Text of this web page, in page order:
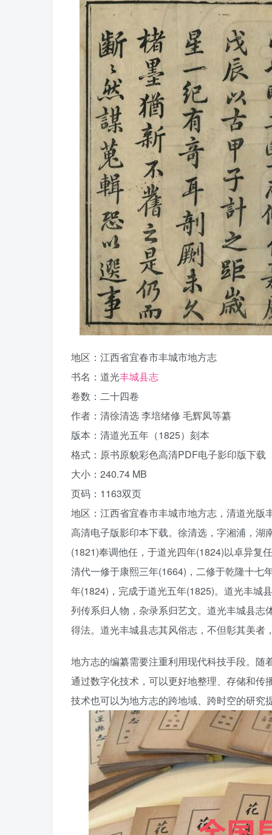
地区：江西省宜春市丰城市地方志
书名：道光丰城县志
卷数：二十四卷
作者：清徐清选 李培绪修 毛辉凤等纂
版本：清道光五年（1825）刻本
格式：原书原貌彩色高清PDF电子影印版下载
大小：240.74 MB
页码：1163双页
地区：江西省宜春市丰城市地方志，清道光
高清电子版影印本下载。徐清选，字湘浦，
(1821)奉调他任，于道光四年(1824)以卓异复
清代一修于康熙三年(1664)，二修于乾隆十七
年(1824)，完成于道光五年(1825)。道光丰城
列传系归人物，杂录系归艺文。道光丰城县
得法。道光丰城县志其风俗志，不但彰其美
地方志的编纂需要注重利用现代科技手段。
通过数字化技术，可以更好地整理、存储和
技术也可以为地方志的跨地域、跨时空的研